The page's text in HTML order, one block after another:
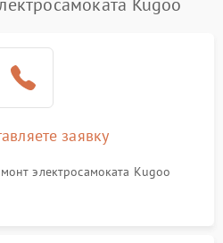
заявку
электросамоката Kugoo